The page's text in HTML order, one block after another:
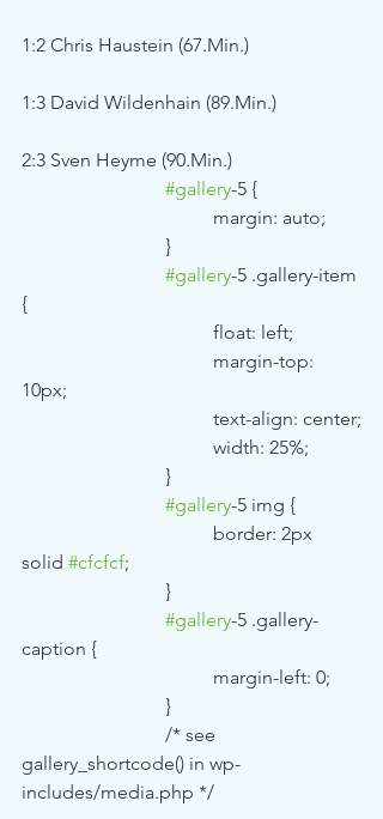
1:2 Chris Haustein (67.Min.)
1:3 David Wildenhain (89.Min.)
2:3 Sven Heyme (90.Min.)
#gallery-5 {
				margin: auto;
			}
#gallery-5 .gallery-item
{
				float: left;
10px;
				text-align: center;
				width: 25%;
			}
#gallery-5 img {
solid #cfcfcf;
			}
#gallery-5 .gallery-
caption {
				margin-left: 0;
			}
gallery_shortcode() in wp-
includes/media.php */